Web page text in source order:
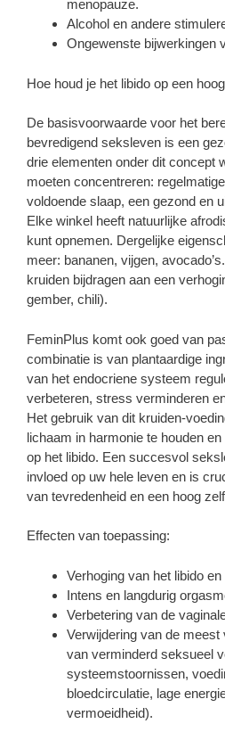
menopauze.
Alcohol en andere
Ongewenste bijwerkingen
Hoe houd je het libido op een
De basisvoorwaarde voor het
bevredigend seksleven is een
drie elementen onder dit concept
moeten concentreren:
voldoende slaap, een gezond en
Elke winkel heeft natuurlijke
kunt opnemen. Dergelijke
meer: ​​bananen, vijgen,
kruiden bijdragen aan een
gember, chili).
FeminPlus komt ook goed van
combinatie is van plantaardige
van het endocriene systeem
verbeteren, stress verminderen
Het gebruik van dit kruiden-
lichaam in harmonie te houden
op het libido. Een succesvol
invloed op uw hele leven en is
van tevredenheid en een hoog
Effecten van toepassing:
Verhoging van het libido
Intens en langdurig
Verbetering van de
Verwijdering van de
van verminderd seksueel
systeemstoornissen,
bloedcirculatie, lage
vermoeidheid).